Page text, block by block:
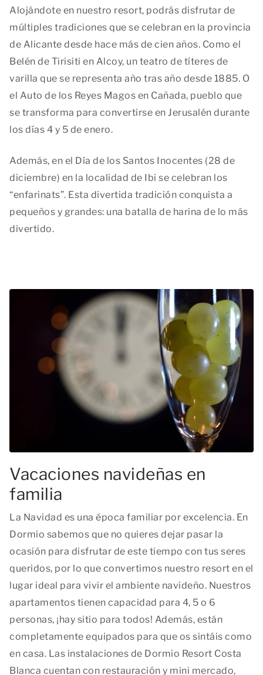
Alojándote en nuestro resort, podrás disfrutar de
múltiples tradiciones que se celebran en la provincia
de Alicante desde hace más de cien años. Como el
Belén de Tirisiti en Alcoy, un teatro de títeres de
varilla que se representa año tras año desde 1885. O
el Auto de los Reyes Magos en Cañada, pueblo que
se transforma para convertirse en Jerusalén durante
los días 4 y 5 de enero.
Además, en el Día de los Santos Inocentes (28 de
diciembre) en la localidad de Ibi se celebran los
“enfarinats”. Esta divertida tradición conquista a
pequeños y grandes: una batalla de harina de lo más
divertido.
Vacaciones navideñas en
familia
La Navidad es una época familiar por excelencia. En
Dormio sabemos que no quieres dejar pasar la
ocasión para disfrutar de este tiempo con tus seres
queridos, por lo que convertimos nuestro resort en el
lugar ideal para vivir el ambiente navideño. Nuestros
apartamentos tienen capacidad para 4, 5 o 6
personas, ¡hay sitio para todos! Además, están
completamente equipados para que os sintáis como
en casa. Las instalaciones de Dormio Resort Costa
Blanca cuentan con restauración y mini mercado,